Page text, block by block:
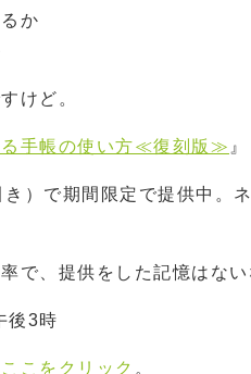
か
けど。
る手帳の使い方≪復刻版≫ 』
）で期間限定で提供中。
で、提供をした記憶はない
後3時
ここをクリック 。